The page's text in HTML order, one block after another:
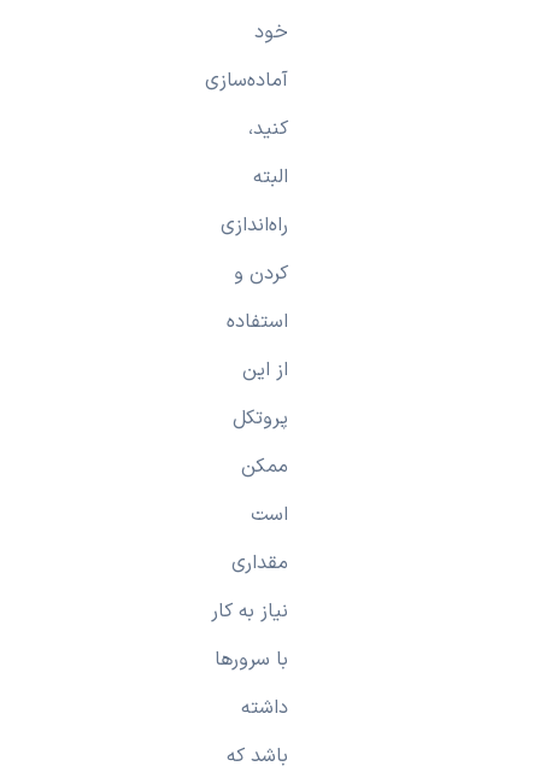
خود
آماده‌سازی
کنید،
البته
راه‌اندازی
کردن و
استفاده
از این
پروتکل
ممکن
است
مقداری
نیاز به کار
با سرورها
داشته
باشد که